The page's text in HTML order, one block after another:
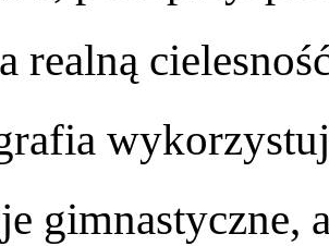
realną
gimnastyczne,